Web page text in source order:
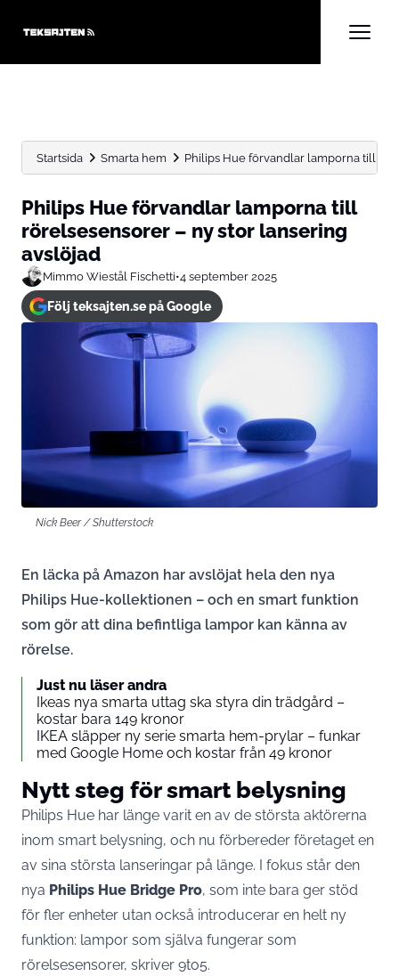
Startsida Smarta hem Philips Hue förvandlar lamporna till
Philips Hue förvandlar lamporna till
rörelsesensorer – ny stor lansering
avslöjad
Mimmo Wiestål Fischetti•4 september 2025
Följ teksajten.se på Google
Nick Beer / Shutterstock
En läcka på Amazon har avslöjat hela den nya
Philips Hue-kollektionen – och en smart funktion
som gör att dina befintliga lampor kan känna av
rörelse.
Just nu läser andra
Ikeas nya smarta uttag ska styra din trädgård –
kostar bara 149 kronor
IKEA släpper ny serie smarta hem-prylar – funkar
med Google Home och kostar från 49 kronor
Nytt steg för smart belysning
Philips Hue har länge varit en av de största aktörerna
inom smart belysning, och nu förbereder företaget en
av sina största lanseringar på länge. I fokus står den
nya Philips Hue Bridge Pro, som inte bara ger stöd
för fler enheter utan också introducerar en helt ny
funktion: lampor som själva fungerar som
rörelsesensorer, skriver 9to5.